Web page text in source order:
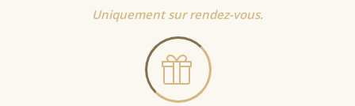
Uniquement sur rendez-vous.